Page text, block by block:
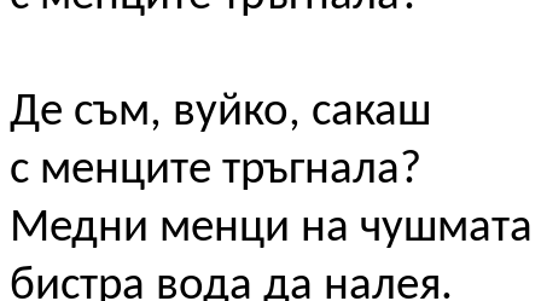
Де съм, вуйко, сакаш
с менците тръгнала?
Медни менци на чушмата
бистра вода да налея.